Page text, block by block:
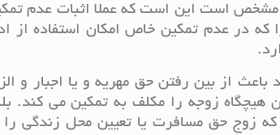
است این است که عملا اثبات عدم
در عدم تمکین خاص امکان استفاده از
از بین رفتن حق مهریه و یا اجبار و
هیچگاه زوجه را مکلف به تمکین می کند.
زوج حق مسافرت یا تعیین محل زندگی را